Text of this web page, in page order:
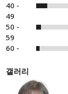
40 -
49
50 -
59
60 -
갤러리